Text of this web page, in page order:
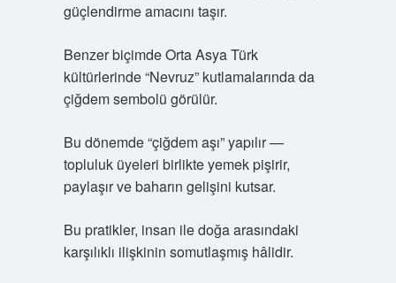
güçlendirme amacını taşır.
Benzer biçimde Orta Asya Türk
kültürlerinde “Nevruz” kutlamalarında da
çiğdem sembolü görülür.
Bu dönemde “çiğdem aşı” yapılır —
topluluk üyeleri birlikte yemek pişirir,
paylaşır ve baharın gelişini kutsar.
Bu pratikler, insan ile doğa arasındaki
karşılıklı ilişkinin somutlaşmış hâlidir.